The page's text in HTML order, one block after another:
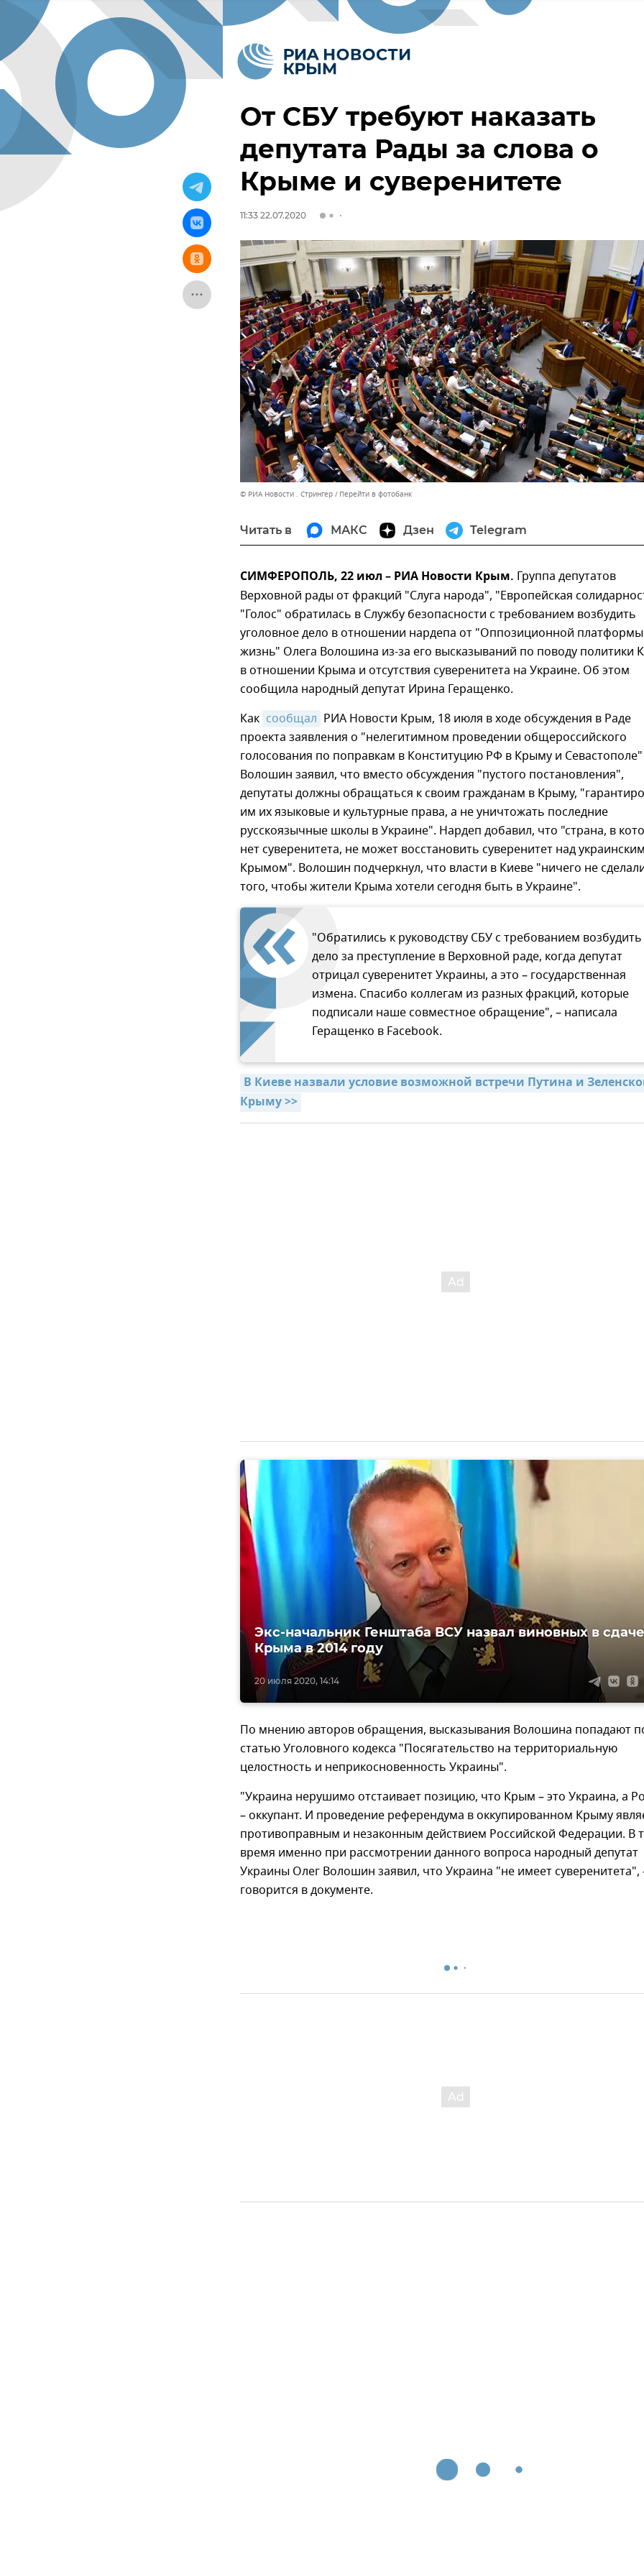
От СБУ требуют наказать
депутата Рады за слова о
Крыме и суверенитете
11:33 22.07.2020
© РИА Новости . Стрингер Перейти в фотобанк
Читать в МАКС Дзен Telegram
СИМФЕРОПОЛЬ, 22 июл – РИА Новости Крым. Группа депутатов
Верховной рады от фракций "Слуга народа", "Европейская
"Голос" обратилась в Службу безопасности с требованием возбудить
уголовное дело в отношении нардепа от "Оппозиционной платформы
жизнь" Олега Волошина из-за его высказываний по поводу политики
в отношении Крыма и отсутствия суверенитета на Украине. Об этом
сообщила народный депутат Ирина Геращенко.
Как сообщал РИА Новости Крым, 18 июля в ходе обсуждения в Раде
проекта заявления о "нелегитимном проведении общероссийского
голосования по поправкам в Конституцию РФ в Крыму и Севастополе"
Волошин заявил, что вместо обсуждения "пустого постановления",
депутаты должны обращаться к своим гражданам в Крыму,
им их языковые и культурные права, а не уничтожать последние
русскоязычные школы в Украине". Нардеп добавил, что "страна, в
нет суверенитета, не может восстановить суверенитет над
Крымом". Волошин подчеркнул, что власти в Киеве "ничего не
того, чтобы жители Крыма хотели сегодня быть в Украине".
"Обратились к руководству СБУ с требованием возбудить
дело за преступление в Верховной раде, когда депутат
отрицал суверенитет Украины, а это – государственная
измена. Спасибо коллегам из разных фракций, которые
подписали наше совместное обращение", – написала
Геращенко в Facebook.
В Киеве назвали условие возможной встречи Путина и
Крыму >>
20 июля 2020, 14:14
Экс-начальник Генштаба ВСУ назвал виновных в сдаче
Крыма в 2014 году
По мнению авторов обращения, высказывания Волошина попадают
статью Уголовного кодекса "Посягательство на территориальную
целостность и неприкосновенность Украины".
"Украина нерушимо отстаивает позицию, что Крым – это Украина, а
– оккупант. И проведение референдума в оккупированном Крыму
противоправным и незаконным действием Российской Федерации. В
время именно при рассмотрении данного вопроса народный депутат
Украины Олег Волошин заявил, что Украина "не имеет суверенитета",
говорится в документе.